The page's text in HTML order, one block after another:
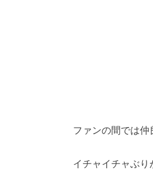
ファンの間では
イチャイチャぶ